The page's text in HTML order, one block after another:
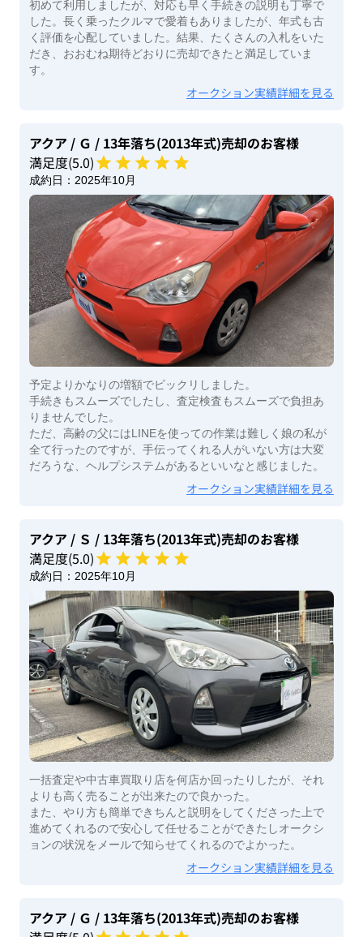
初めて利用しましたが、対応も早く手続きの説明も丁寧で
した。長く乗ったクルマで愛着もありましたが、年式も古
く評価を心配していました。結果、たくさんの入札をいた
だき、おおむね期待どおりに売却できたと満足していま
す。
オークション実績詳細を見る
アクア / Ｇ / 13年落ち(2013年式)売却のお客様
満足度(5.0)
成約日： 2025年10月
予定よりかなりの増額でビックリしました。
手続きもスムーズでしたし、査定検査もスムーズで負担あ
りませんでした。
ただ、高齢の父にはLINEを使っての作業は難しく娘の私が
全て行ったのですが、手伝ってくれる人がいない方は大変
だろうな、ヘルプシステムがあるといいなと感じました。
オークション実績詳細を見る
アクア / Ｓ / 13年落ち(2013年式)売却のお客様
満足度(5.0)
成約日： 2025年10月
一括査定や中古車買取り店を何店か回ったりしたが、それ
よりも高く売ることが出来たので良かった。
また、やり方も簡単できちんと説明をしてくださった上で
進めてくれるので安心して任せることができたしオークシ
ョンの状況をメールで知らせてくれるのでよかった。
オークション実績詳細を見る
アクア / Ｇ / 13年落ち(2013年式)売却のお客様